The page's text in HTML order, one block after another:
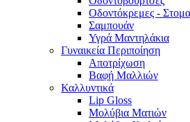
Οδοντόκρεμες -
Σαμπουάν
Υγρά Μαντηλάκια
Γυναικεία Περιποίηση
Αποτρίχωση
Βαφή Μαλλιών
Καλλυντικά
Lip Gloss
Μολύβια Ματιών